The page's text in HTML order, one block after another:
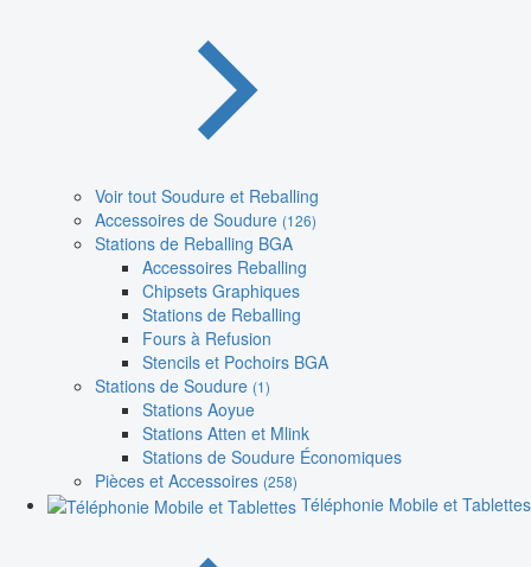
Voir tout Soudure et Reballing
Accessoires de Soudure (126)
Stations de Reballing BGA
Accessoires Reballing
Chipsets Graphiques
Stations de Reballing
Fours à Refusion
Stencils et Pochoirs BGA
Stations de Soudure (1)
Stations Aoyue
Stations Atten et Mlink
Stations de Soudure Économiques
Pièces et Accessoires (258)
Téléphonie Mobile et Tablettes